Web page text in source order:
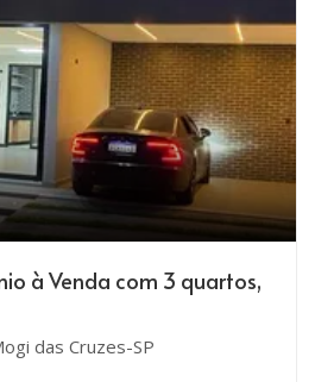
à Venda com 3 quartos,
das Cruzes-SP